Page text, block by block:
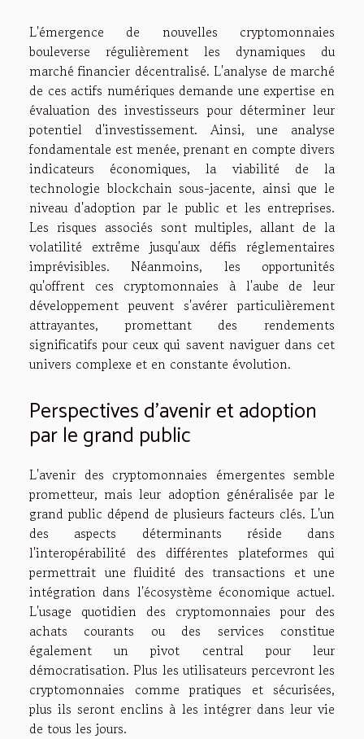
L'émergence de nouvelles cryptomonnaies
bouleverse régulièrement les dynamiques du
marché financier décentralisé. L'analyse de marché
de ces actifs numériques demande une expertise en
évaluation des investisseurs pour déterminer leur
potentiel d'investissement. Ainsi, une analyse
fondamentale est menée, prenant en compte divers
indicateurs économiques, la viabilité de la
technologie blockchain sous-jacente, ainsi que le
niveau d'adoption par le public et les entreprises.
Les risques associés sont multiples, allant de la
volatilité extrême jusqu'aux défis réglementaires
imprévisibles. Néanmoins, les opportunités
qu'offrent ces cryptomonnaies à l'aube de leur
développement peuvent s'avérer particulièrement
attrayantes, promettant des rendements
significatifs pour ceux qui savent naviguer dans cet
univers complexe et en constante évolution.
Perspectives d'avenir et adoption
par le grand public
L'avenir des cryptomonnaies émergentes semble
prometteur, mais leur adoption généralisée par le
grand public dépend de plusieurs facteurs clés. L'un
des aspects déterminants réside dans
l'interopérabilité des différentes plateformes qui
permettrait une fluidité des transactions et une
intégration dans l'écosystème économique actuel.
L'usage quotidien des cryptomonnaies pour des
achats courants ou des services constitue
également un pivot central pour leur
démocratisation. Plus les utilisateurs percevront les
cryptomonnaies comme pratiques et sécurisées,
plus ils seront enclins à les intégrer dans leur vie
de tous les jours.